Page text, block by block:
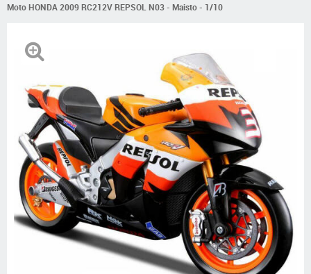
Moto HONDA 2009 RC212V REPSOL N03 - Maisto - 1/10